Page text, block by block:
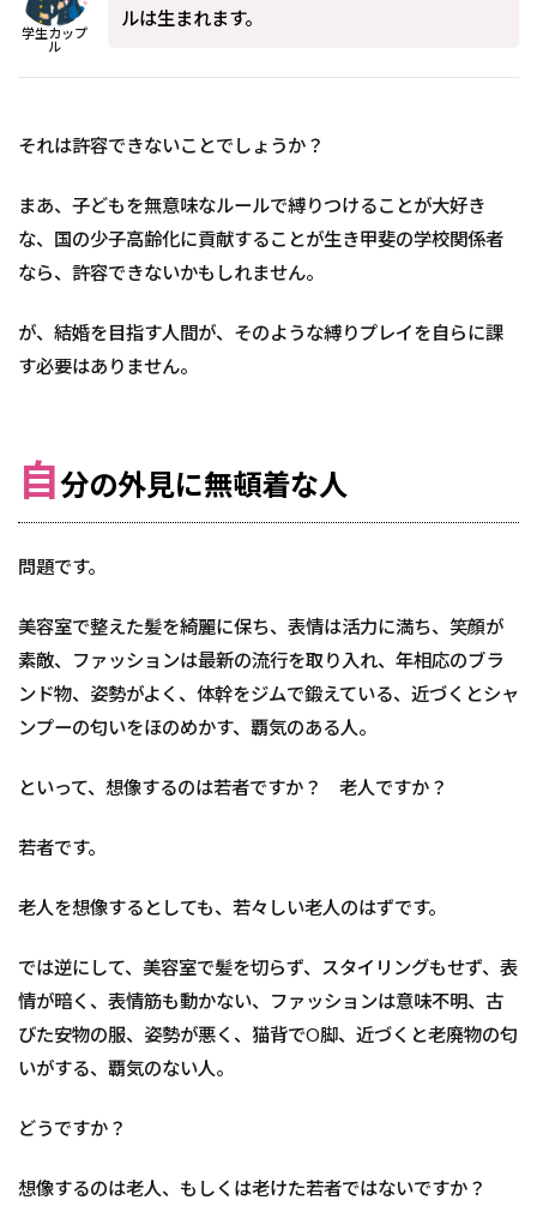
学生カップ
ル
ルは生まれます。
それは許容できないことでしょうか？
まあ、子どもを無意味なルールで縛りつけることが大好き
な、国の少子高齢化に貢献することが生き甲斐の学校関係者
なら、許容できないかもしれません。
が、結婚を目指す人間が、そのような縛りプレイを自らに課
す必要はありません。
自分の外見に無頓着な人
問題です。
美容室で整えた髪を綺麗に保ち、表情は活力に満ち、笑顔が
素敵、ファッションは最新の流行を取り入れ、年相応のブラ
ンド物、姿勢がよく、体幹をジムで鍛えている、近づくとシャ
ンプーの匂いをほのめかす、覇気のある人。
といって、想像するのは若者ですか？ 老人ですか？
若者です。
老人を想像するとしても、若々しい老人のはずです。
では逆にして、美容室で髪を切らず、スタイリングもせず、表
情が暗く、表情筋も動かない、ファッションは意味不明、古
びた安物の服、姿勢が悪く、猫背でO脚、近づくと老廃物の匂
いがする、覇気のない人。
どうですか？
想像するのは老人、もしくは老けた若者ではないですか？